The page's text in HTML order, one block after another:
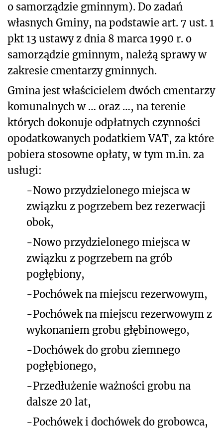
o samorządzie gminnym). Do zadań
własnych Gminy, na podstawie art. 7 ust. 1
pkt 13 ustawy z dnia 8 marca 1990 r. o
samorządzie gminnym, należą sprawy w
zakresie cmentarzy gminnych.
Gmina jest właścicielem dwóch cmentarzy
komunalnych w … oraz …, na terenie
których dokonuje odpłatnych czynności
opodatkowanych podatkiem VAT, za które
pobiera stosowne opłaty, w tym m.in. za
usługi:
-Nowo przydzielonego miejsca w
związku z pogrzebem bez rezerwacji
obok,
-Nowo przydzielonego miejsca w
związku z pogrzebem na grób
pogłębiony,
-Pochówek na miejscu rezerwowym,
-Pochówek na miejscu rezerwowym z
wykonaniem grobu głębinowego,
-Dochówek do grobu ziemnego
pogłębionego,
-Przedłużenie ważności grobu na
dalsze 20 lat,
-Pochówek i dochówek do grobowca,